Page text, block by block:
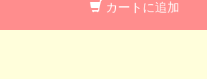
カートに追加